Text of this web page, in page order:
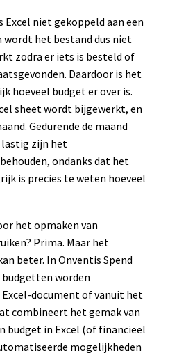
Excel niet gekoppeld aan een
wordt het bestand dus niet
zodra er iets is besteld of
Daardoor is het
hoeveel budget er over is.
sheet wordt bijgewerkt, en
Gedurende de maand
lastig zijn het
ondanks dat het
is precies te weten hoeveel
het opmaken van
Prima. Maar het
beter. In Onventis Spend
worden
document of vanuit het
combineert het gemak van
budget in Excel (of financieel
mogelijkheden